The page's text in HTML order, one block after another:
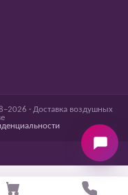
· Доставка воздушных